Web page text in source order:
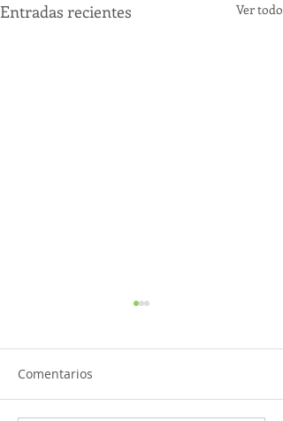
Entradas recientes Ver todo
Comentarios